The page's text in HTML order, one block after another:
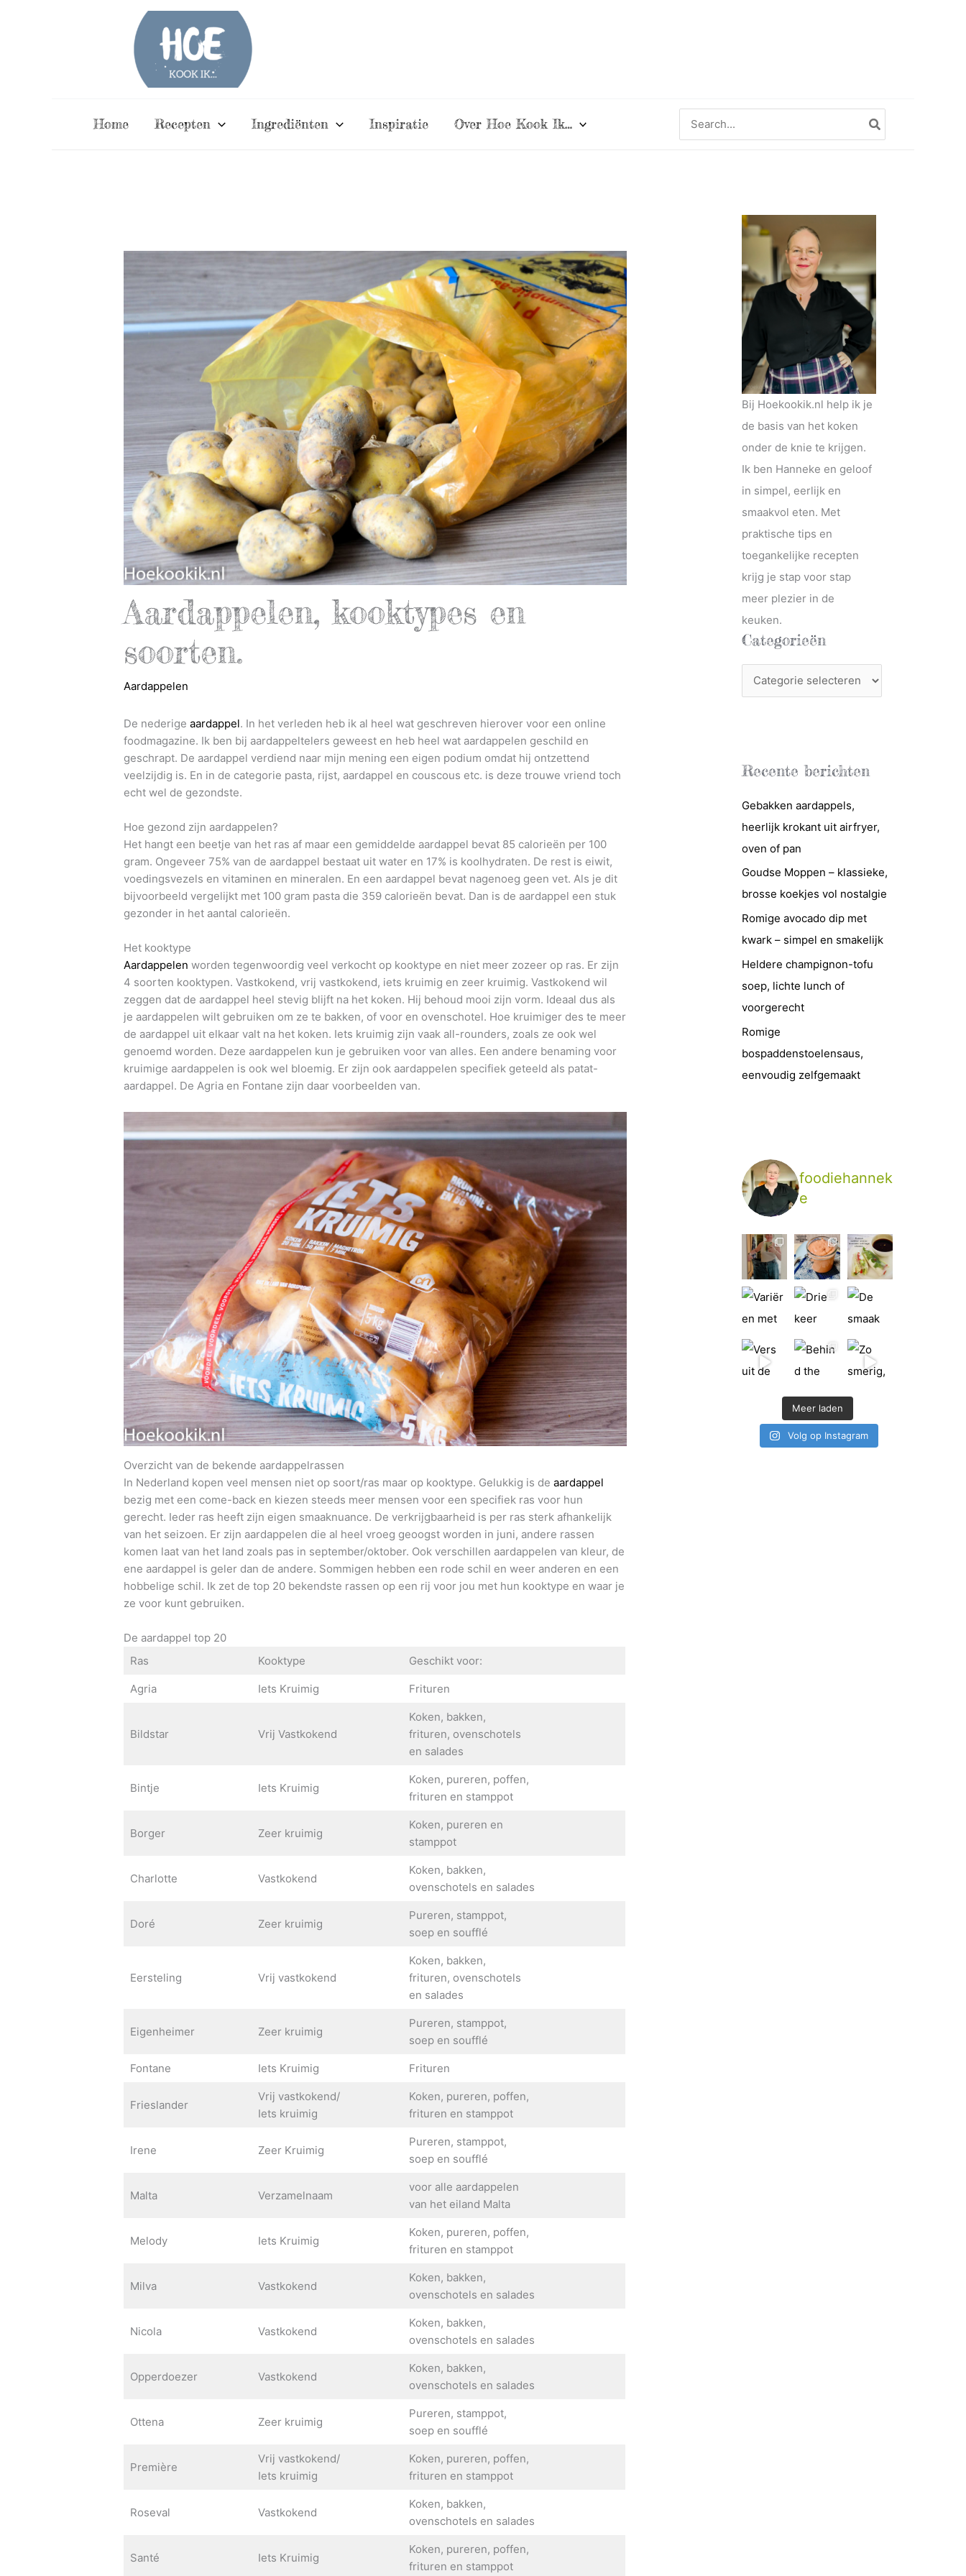
Home Recepten Ingrediënten Inspiratie Over Hoe Kook Ik…
naar:
Aardappelen, kooktypes en
soorten.
Aardappelen
De nederigeaardappel. In het verleden heb ik al heel wat geschreven hierover voor een online
foodmagazine. Ik ben bij aardappeltelers geweest en heb heel wat aardappelen geschild en
geschrapt. De aardappel verdiend naar mijn mening een eigen podium omdat hij ontzettend
veelzijdig is. En in de categorie pasta, rijst, aardappel en couscous etc. is deze trouwe vriend toch
echt wel de gezondste.
Hoe gezond zijn aardappelen?
Het hangt een beetje van het ras af maar een gemiddelde aardappel bevat 85 calorieën per 100
gram. Ongeveer 75% van de aardappel bestaat uit water en 17% is koolhydraten. De rest is eiwit,
voedingsvezels en vitaminen en mineralen. En een aardappel bevat nagenoeg geen vet. Als je dit
bijvoorbeeld vergelijkt met 100 gram pasta die 359 calorieën bevat. Dan is de aardappel een stuk
gezonder in het aantal calorieën.
Het kooktype
Aardappelenworden tegenwoordig veel verkocht op kooktype en niet meer zozeer op ras. Er zijn
4 soorten kooktypen. Vastkokend, vrij vastkokend, iets kruimig en zeer kruimig. Vastkokend wil
zeggen dat de aardappel heel stevig blijft na het koken. Hij behoud mooi zijn vorm. Ideaal dus als
je aardappelen wilt gebruiken om ze te bakken, of voor en ovenschotel. Hoe kruimiger des te meer
de aardappel uit elkaar valt na het koken. Iets kruimig zijn vaak all-rounders, zoals ze ook wel
genoemd worden. Deze aardappelen kun je gebruiken voor van alles. Een andere benaming voor
kruimige aardappelen is ook wel bloemig. Er zijn ook aardappelen specifiek geteeld als patat-
aardappel. De Agria en Fontane zijn daar voorbeelden van.
Overzicht van de bekende aardappelrassen
In Nederland kopen veel mensen niet op soort/ras maar op kooktype. Gelukkig is deaardappel
bezig met een come-back en kiezen steeds meer mensen voor een specifiek ras voor hun
gerecht. Ieder ras heeft zijn eigen smaaknuance. De verkrijgbaarheid is per ras sterk afhankelijk
van het seizoen. Er zijn aardappelen die al heel vroeg geoogst worden in juni, andere rassen
komen laat van het land zoals pas in september/oktober. Ook verschillen aardappelen van kleur, de
ene aardappel is geler dan de andere. Sommigen hebben een rode schil en weer anderen en een
hobbelige schil. Ik zet de top 20 bekendste rassen op een rij voor jou met hun kooktype en waar je
ze voor kunt gebruiken.
De aardappel top 20
Ras
Kooktype Geschikt voor:
Agria Iets Kruimig Frituren
Bildstar Vrij Vastkokend
Koken, bakken,
frituren, ovenschotels
en salades
Bintje Iets Kruimig
Koken, pureren, poffen,
frituren en stamppot
Borger Zeer kruimig
Koken, pureren en
stamppot
Charlotte Vastkokend
Koken, bakken,
ovenschotels en salades
Doré Zeer kruimig
Pureren, stamppot,
soep en soufflé
Eersteling Vrij vastkokend
Koken, bakken,
frituren, ovenschotels
en salades
Eigenheimer Zeer kruimig
Pureren, stamppot,
soep en soufflé
Fontane Iets Kruimig Frituren
Frieslander
Vrij vastkokend/
Iets kruimig
Koken, pureren, poffen,
frituren en stamppot
Irene Zeer Kruimig
Pureren, stamppot,
soep en soufflé
Malta Verzamelnaam
voor alle aardappelen
van het eiland Malta
Melody Iets Kruimig
Koken, pureren, poffen,
frituren en stamppot
Milva Vastkokend
Koken, bakken,
ovenschotels en salades
Nicola Vastkokend
Koken, bakken,
ovenschotels en salades
Opperdoezer Vastkokend
Koken, bakken,
ovenschotels en salades
Ottena Zeer kruimig
Pureren, stamppot,
soep en soufflé
Première
Vrij vastkokend/
Iets kruimig
Koken, pureren, poffen,
frituren en stamppot
Roseval Vastkokend
Koken, bakken,
ovenschotels en salades
Santé Iets Kruimig
Koken, pureren, poffen,
frituren en stamppot
Bij Hoekookik.nl help ik je
de basis van het koken
onder de knie te krijgen.
Ik ben Hanneke en geloof
in simpel, eerlijk en
smaakvol eten. Met
praktische tips en
toegankelijke recepten
krijg je stap voor stap
meer plezier in de
keuken.
Categorieën
a
r
i
e
ë
n
Recente berichten
Gebakken aardappels,
heerlijk krokant uit airfryer,
oven of pan
Goudse Moppen – klassieke,
brosse koekjes vol nostalgie
Romige avocado dip met
kwark – simpel en smakelijk
Heldere champignon-tofu
soep, lichte lunch of
voorgerecht
Romige
bospaddenstoelensaus,
eenvoudig zelfgemaakt
foodiehannek
e
Meer laden
Volg op Instagram